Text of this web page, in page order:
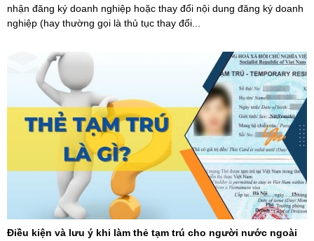
nhận đăng ký doanh nghiệp hoặc thay đổi nội dung đăng ký doanh
nghiệp (hay thường gọi là thủ tục thay đổi...
Điều kiện và lưu ý khi làm thẻ tạm trú cho người nước ngoài